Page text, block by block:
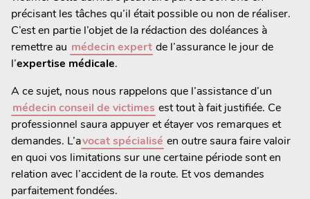
précisant les tâches qu’il était possible ou non de réaliser.
C’est en partie l’objet de la rédaction des doléances à
remettre au médecin expert de l’assurance le jour de
l’expertise médicale.
A ce sujet, nous nous rappelons que l’assistance d’un
médecin conseil de victimes est tout à fait justifiée. Ce
professionnel saura appuyer et étayer vos remarques et
demandes. L’avocat spécialisé en outre saura faire valoir
en quoi vos limitations sur une certaine période sont en
relation avec l’accident de la route. Et vos demandes
parfaitement fondées.